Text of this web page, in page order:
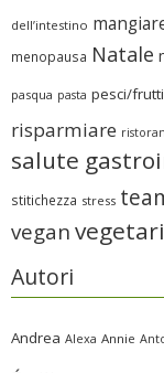
dell’intestino
menopausa Natale
pasqua pasta pesci/
risparmiare
salute
stitichezza stress
vegan
Autori
Andrea Alexa Annie